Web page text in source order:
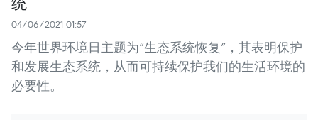
04/06/2021 01:57
今年世界环境日主题为“生态系统恢复”，其表明保护
和发展生态系统，从而可持续保护我们的生活环境的
必要性。